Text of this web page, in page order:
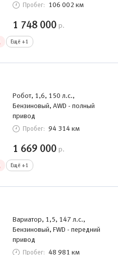
Пробег: 106 002 км
1 748 000 р.
Ещё +1
Робот, 1,6, 150 л.с.,
Бензиновый, AWD - полный
привод
Пробег: 94 314 км
1 669 000 р.
Ещё +1
Вариатор, 1,5, 147 л.с.,
Бензиновый, FWD - передний
привод
Пробег: 48 981 км